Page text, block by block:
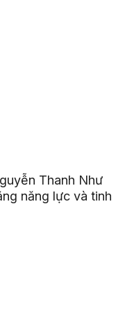
Thanh Như
năng lực và tinh